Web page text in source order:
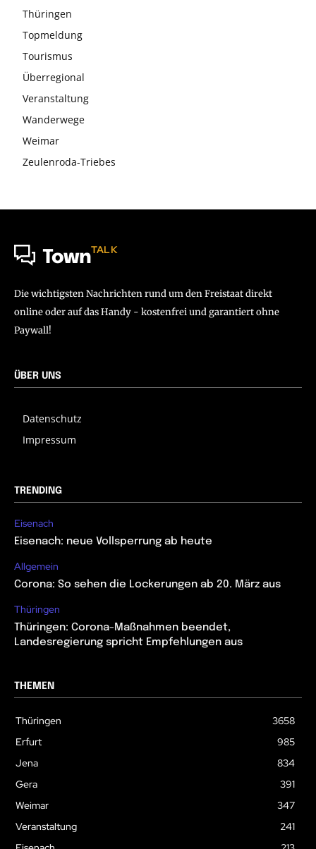
Thüringen
Topmeldung
Tourismus
Überregional
Veranstaltung
Wanderwege
Weimar
Zeulenroda-Triebes
TownTALK
Die wichtigsten Nachrichten rund um den Freistaat direkt
online oder auf das Handy - kostenfrei und garantiert ohne
Paywall!
ÜBER UNS
Datenschutz
Impressum
TRENDING
Eisenach
Eisenach: neue Vollsperrung ab heute
Allgemein
Corona: So sehen die Lockerungen ab 20. März aus
Thüringen
Thüringen: Corona-Maßnahmen beendet,
Landesregierung spricht Empfehlungen aus
THEMEN
Thüringen
3658
Erfurt
985
Jena
834
Gera
391
Weimar
347
Veranstaltung
241